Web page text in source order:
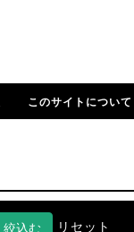
このサイトについて
リセット